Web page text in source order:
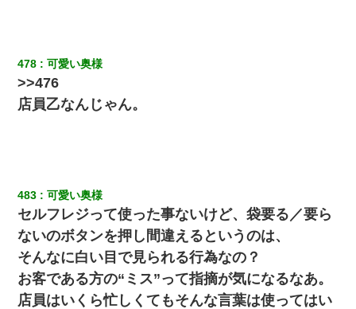
「離婚！（激怒」
ホテルに泊まったんだけど従業員が最悪だった。折角の旅行で何
故私が怒鳴られなきゃいけなかったのだ
私『貯金貯まったし、やっと家建てられるね！』夫「実家を二世
帯住宅にした。それに貯金使った」→私『離婚しよう』夫「え
っ」私『使った貯金はあげるから』→すると…
とっさに女児を捕まえたら変質者扱いされた。母親「あっち行っ
てよ！気持ち悪い！（ｼｯｼｯ」→ 後日、俺を見つけた母親がすっ飛
んできて・・・
478 可愛い奥様
>>476
店員乙なんじゃん。
483 可愛い奥様
セルフレジって使った事ないけど、袋要る／要ら
ないのボタンを押し間違えるというのは、
そんなに白い目で見られる行為なの？
お客である方の“ミス”って指摘が気になるなあ。
店員はいくら忙しくてもそんな言葉は使ってはい